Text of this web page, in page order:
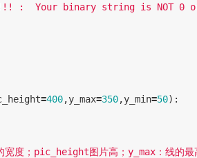
!!! :  Your binary string is NOT 0
=400,y_max=350,y_min=50):